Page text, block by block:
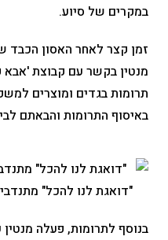
במקרים של סיוע.
זמן קצר לאחר האסון
מנטין בקשר עם קבוצת 'אבא
תרומות בגדים ומוצרים
באיסוף התרומות והבאתם
"דואגת לנו להכל"
בנוסף לתרומות, פעלה